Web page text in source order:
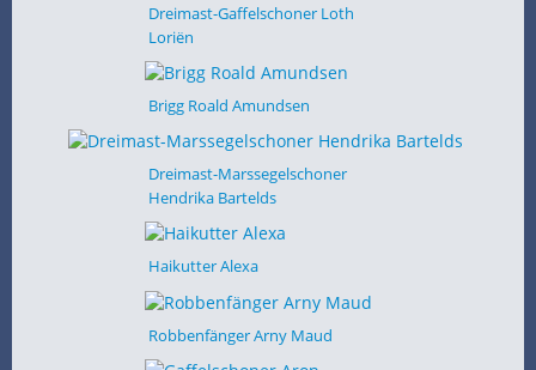
Dreimast-Gaffelschoner Loth
Loriën
Brigg Roald Amundsen
Dreimast-Marssegelschoner
Hendrika Bartelds
Haikutter Alexa
Robbenfänger Arny Maud